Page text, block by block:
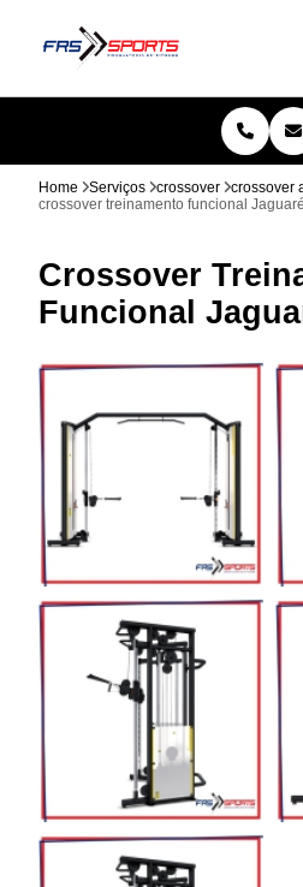
Home Serviços crossover
crossover
crossover treinamento funcional Jaguaré
Crossover
Funcional